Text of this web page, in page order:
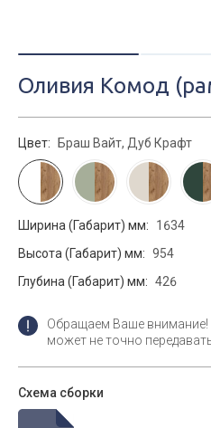
Оливия Комод
Цвет: Браш Вайт, Дуб Крафт
Ширина (Габарит) мм:
1634
Высота (Габарит) мм: 954
Глубина (Габарит) мм: 426
Обращаем Ваше внимание!
может не точно
Схема сборки